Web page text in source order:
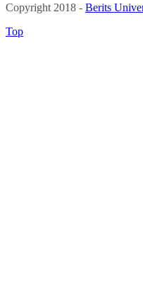
Copyright 2018 - Berits
Top